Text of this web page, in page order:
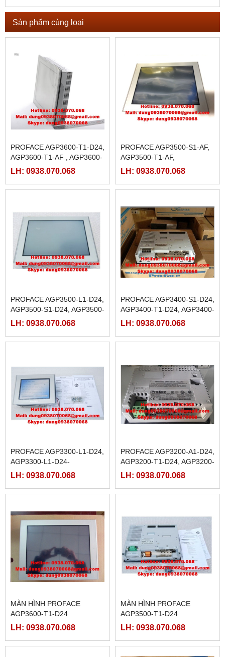
Sản phẩm cùng loại
PROFACE AGP3600-T1-D24,
AGP3600-T1-AF , AGP3600-
T1-D24-M, AGP3600-T1-AF-
LH: 0938.070.068
PROFACE AGP3500-S1-AF,
AGP3500-T1-AF,
LH: 0938.070.068
PROFACE AGP3500-L1-D24,
AGP3500-S1-D24, AGP3500-
T1-D24,
LH: 0938.070.068
PROFACE AGP3400-S1-D24,
AGP3400-T1-D24, AGP3400-
T1-D24-M
LH: 0938.070.068
PROFACE AGP3300-L1-D24,
AGP3300-L1-D24-
M,AGP3300-S1-D24,
T1-D24-M
LH: 0938.070.068
PROFACE AGP3200-A1-D24,
AGP3200-T1-D24, AGP3200-
T1-D24-M,
LH: 0938.070.068
MÀN HÌNH PROFACE
AGP3600-T1-D24
LH: 0938.070.068
MÀN HÌNH PROFACE
AGP3500-T1-D24
LH: 0938.070.068